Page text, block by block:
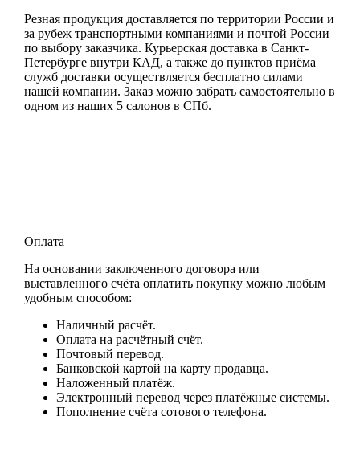
Резная продукция доставляется по территории России и
за рубеж транспортными компаниями и почтой России
по выбору заказчика. Курьерская доставка в Санкт-
Петербурге внутри КАД, а также до пунктов приёма
служб доставки осуществляется бесплатно силами
нашей компании. Заказ можно забрать самостоятельно в
одном из наших 5 салонов в СПб.
Оплата
На основании заключенного договора или
выставленного счёта оплатить покупку можно любым
удобным способом:
Наличный расчёт.
Оплата на расчётный счёт.
Почтовый перевод.
Банковской картой на карту продавца.
Наложенный платёж.
Электронный перевод через платёжные системы.
Пополнение счёта сотового телефона.